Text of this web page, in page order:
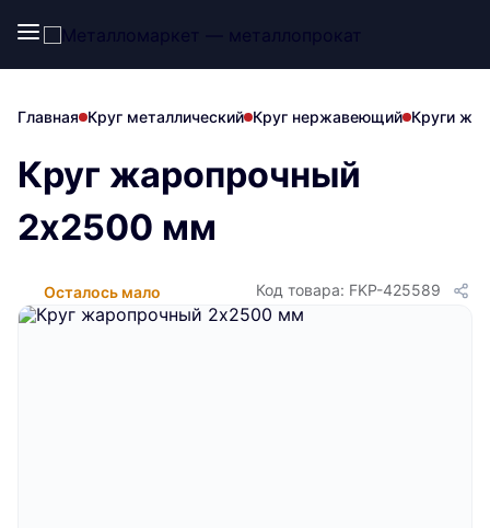
Главная Круг металлический Круг нержавеющий Круги
Круг жаропрочный
2х2500 мм
Осталось мало Код товара: FKP-425589